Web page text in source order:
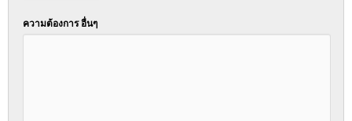
ความต้องการ อื่นๆ